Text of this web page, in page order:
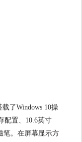
了Windows 10操
配置、10.6英寸
笔。在屏幕显示方